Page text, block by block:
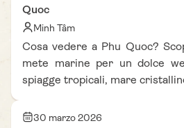
Quoc
Minh Tâm
Cosa vedere a Phu Quoc?
mete marine per un dolce
spiagge tropicali, mare
30 marzo 2026